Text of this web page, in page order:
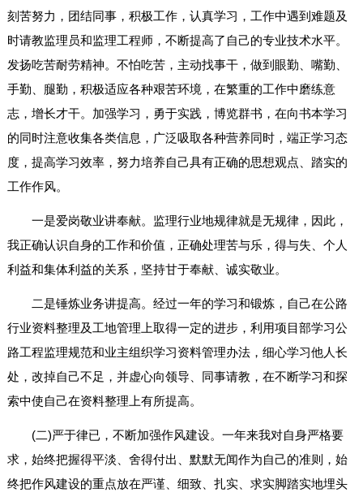
刻苦努力，团结同事，积极工作，认真学习，工作中遇到难题及
时请教监理员和监理工程师，不断提高了自己的专业技术水平。
发扬吃苦耐劳精神。不怕吃苦，主动找事干，做到眼勤、嘴勤、
手勤、腿勤，积极适应各种艰苦环境，在繁重的工作中磨练意
志，增长才干。加强学习，勇于实践，博览群书，在向书本学习
的同时注意收集各类信息，广泛吸取各种营养同时，端正学习态
度，提高学习效率，努力培养自己具有正确的思想观点、踏实的
工作作风。
一是爱岗敬业讲奉献。监理行业地规律就是无规律，因此，
我正确认识自身的工作和价值，正确处理苦与乐，得与失、个人
利益和集体利益的关系，坚持甘于奉献、诚实敬业。
二是锤炼业务讲提高。经过一年的学习和锻炼，自己在公路
行业资料整理及工地管理上取得一定的进步，利用项目部学习公
路工程监理规范和业主组织学习资料管理办法，细心学习他人长
处，改掉自己不足，并虚心向领导、同事请教，在不断学习和探
索中使自己在资料整理上有所提高。
(二)严于律已，不断加强作风建设。一年来我对自身严格要
求，始终把握得平淡、舍得付出、默默无闻作为自己的准则，始
终把作风建设的重点放在严谨、细致、扎实、求实脚踏实地埋头